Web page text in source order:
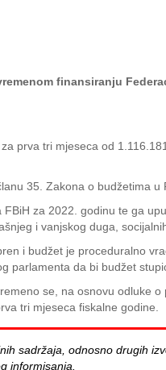
finansiranju
prva tri mjeseca od
35. Zakona o budžetima u
za 2022. godinu te ga
i vanjskog duga,
i budžet je proceduralno
parlamenta da bi budžet
se, na osnovu odluke
tri mjeseca fiskalne godine.
sadržaja, odnosno drugih
informisanja.